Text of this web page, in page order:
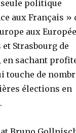
politique
aux Français »
aux
Strasbourg de
sachant
touche de
élections en